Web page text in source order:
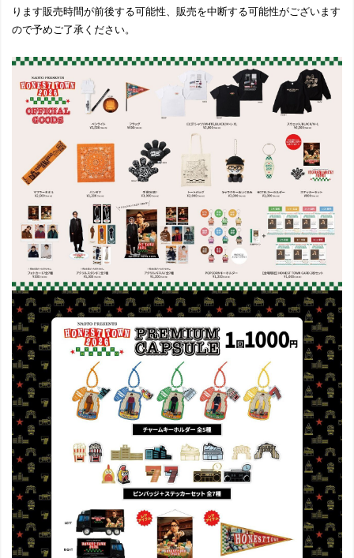
ります販売時間が前後する可能性、販売を中断する可能性がございます
ので予めご了承ください。